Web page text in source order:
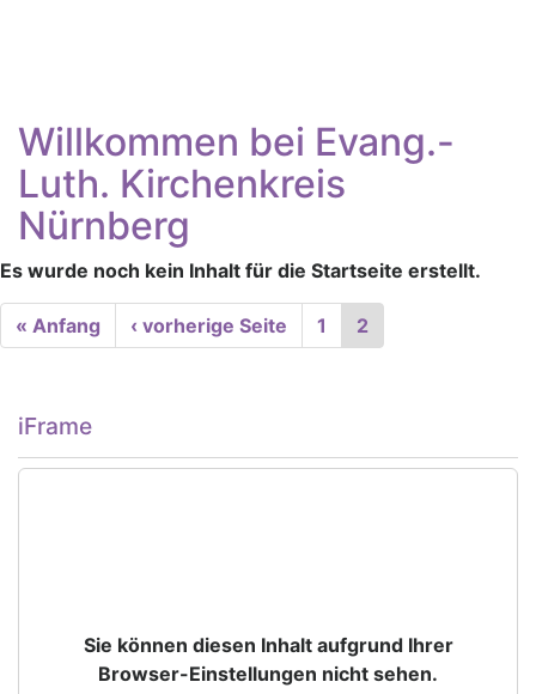
Willkommen bei Evang.-
Luth. Kirchenkreis
Nürnberg
Es wurde noch kein Inhalt für die Startseite erstellt.
Seitennummerierung
First
page
« Anfang
Vorherige
Seite
‹ vorherige Seite Seite
1
Aktuelle
Seite
2
iFrame
Sie können diesen Inhalt aufgrund Ihrer
Browser-Einstellungen nicht sehen.